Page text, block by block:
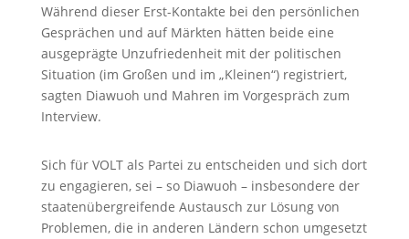
Während dieser Erst-Kontakte bei den persönlichen
Gesprächen und auf Märkten hätten beide eine
ausgeprägte Unzufriedenheit mit der politischen
Situation (im Großen und im „Kleinen“) registriert,
sagten Diawuoh und Mahren im Vorgespräch zum
Interview.
Sich für VOLT als Partei zu entscheiden und sich dort
zu engagieren, sei – so Diawuoh – insbesondere der
staatenübergreifende Austausch zur Lösung von
Problemen, die in anderen Ländern schon umgesetzt